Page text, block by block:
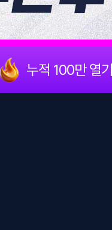
누적 100만 열